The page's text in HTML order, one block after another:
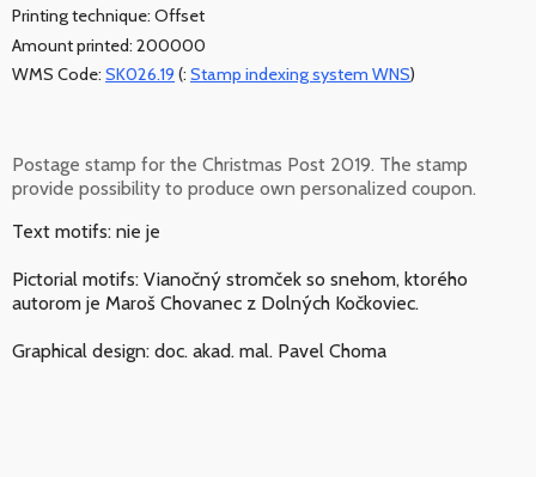
Printing technique: Offset
Amount printed: 200000
WMS Code: SK026.19 (: Stamp indexing system WNS)
Postage stamp for the Christmas Post 2019. The stamp
provide possibility to produce own personalized coupon.
Text motifs: nie je
Pictorial motifs: Vianočný stromček so snehom, ktorého
autorom je Maroš Chovanec z Dolných Kočkoviec.
Graphical design: doc. akad. mal. Pavel Choma